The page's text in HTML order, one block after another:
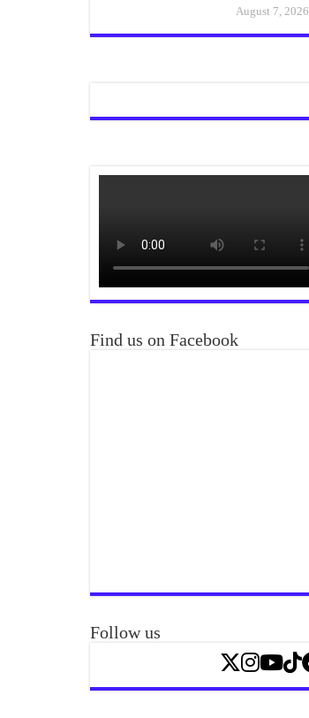
August 7, 2026
Find us on Facebook
Follow us